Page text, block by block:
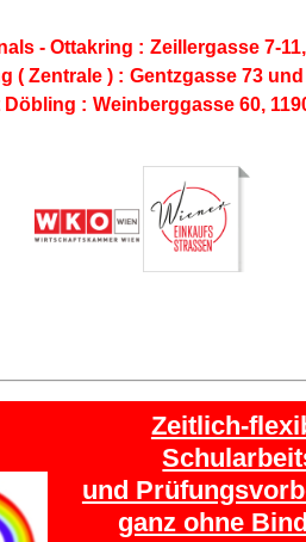
- Ottakring : Zeillergasse 7-
( Zentrale ) : Gentzgasse 73und
: Weinberggasse 60,
Zeitlich-
und
ganz ohne